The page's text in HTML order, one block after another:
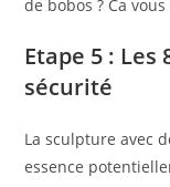
de bobos ? Ca
Etape 5 :
sécurité
La sculpture avec
essence